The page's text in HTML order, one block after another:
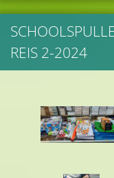
REIS 2-2024